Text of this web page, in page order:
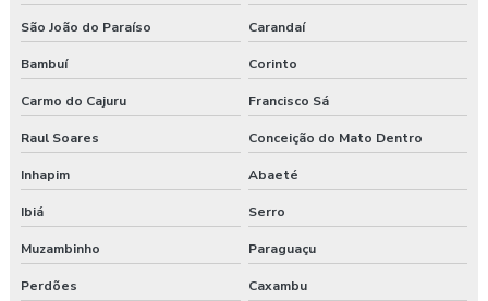
Treinamento de ergonomia
Treinamento ergonomia levantamento de peso
Treinamento de integração nr 31
Treinamento nr 31
Treinamento nr 5
Treinamento nr 6
São João do Paraíso Carandaí
Bambuí Corinto
Carmo do Cajuru Francisco Sá
Raul Soares Conceição do Mato Dentro
Inhapim Abaeté
Ibiá Serro
Muzambinho Paraguaçu
Perdões Caxambu